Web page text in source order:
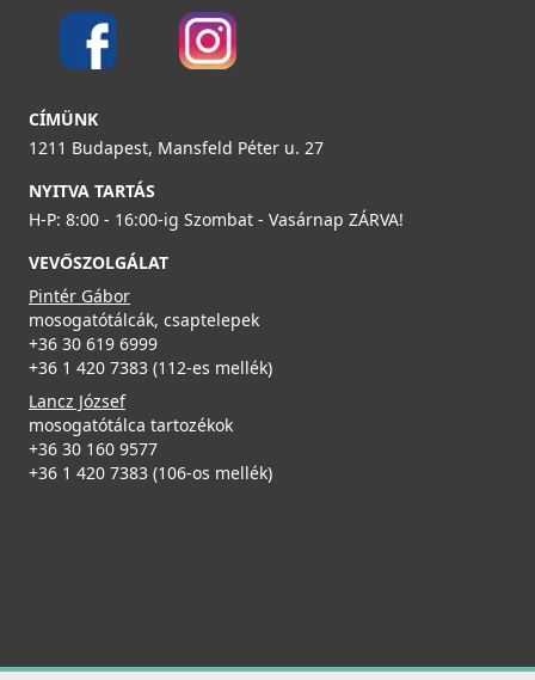
89 990 Ft
Részletek
ELLECI - Csaptelep Club matt fekete - Kifutó termék!
MOKCLUBK
139 990 Ft
Részletek
ELLECI - Tároló edény egyrészes gourmet 410 HPL
kerettel - Inox
KF021065IN
38 990 Ft
ELLECI - Tároló edény egyrészes gourmet 410 HPL
CÍMÜNK
1211 Budapest, Mansfeld Péter u. 27
NYITVA TARTÁS
H-P: 8:00 - 16:00-ig Szombat - Vasárnap ZÁRVA!
VEVŐSZOLGÁLAT
Pintér Gábor
mosogatótálcák, csaptelepek
+36 30 619 6999
+36 1 420 7383 (112-es mellék)
Lancz József
mosogatótálca tartozékok
+36 30 160 9577
+36 1 420 7383 (106-os mellék)